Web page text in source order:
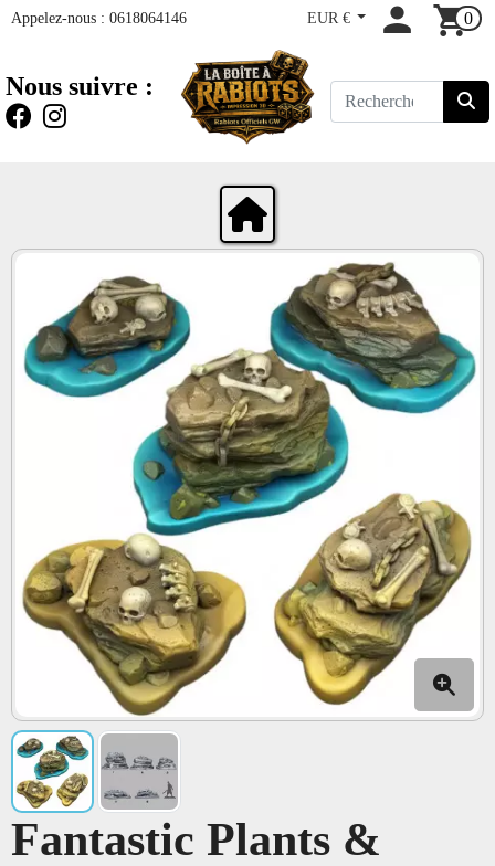
Appelez-nous : 0618064146 EUR € 0
Nous suivre :
Fantastic Plants &